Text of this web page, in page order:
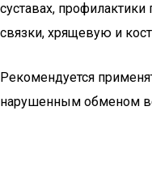
суставах,
связки, хрящевую и
Рекомендуется
нарушенным обменом